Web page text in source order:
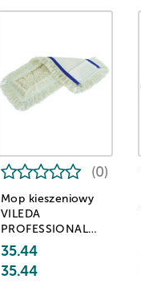
Mop kieszeniowy
VILEDA
PROFESSIONAL
Sprint Basic,
bawełna, 40 cm,
biały
(0)
35.44
35.44